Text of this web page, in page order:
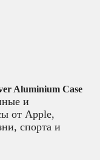
Aluminium Case
и
от Apple,
спорта и